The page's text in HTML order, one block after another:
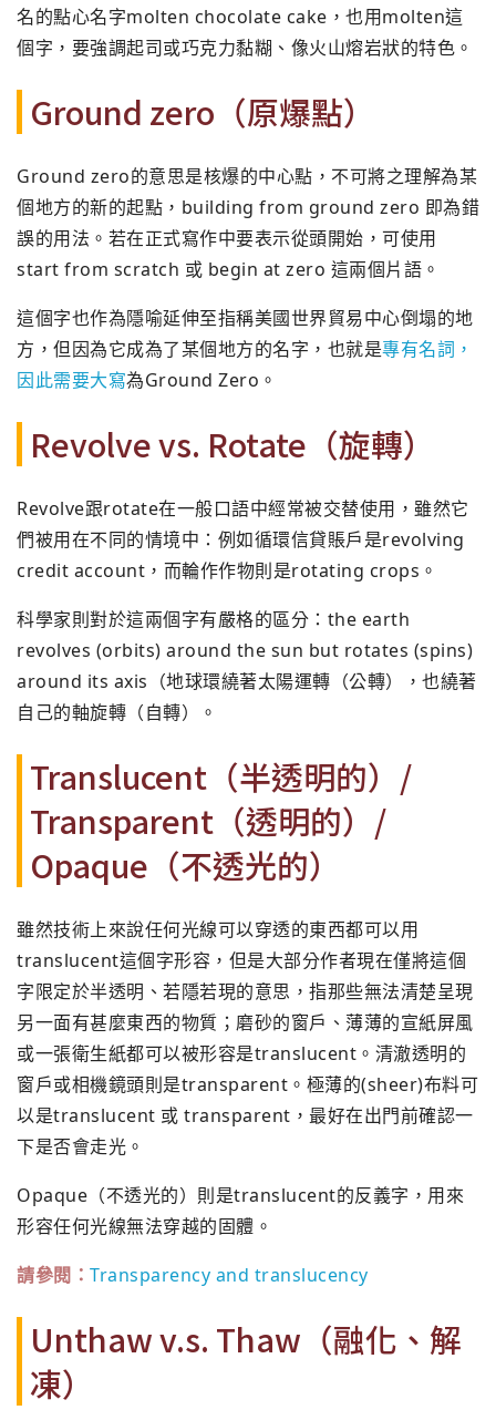
名的點心名字molten chocolate cake，也用molten這
個字，要強調起司或巧克力黏糊、像火山熔岩狀的特色。
Ground zero（原爆點）
Ground zero的意思是核爆的中心點，不可將之理解為某
個地方的新的起點，building from ground zero 即為錯
誤的用法。若在正式寫作中要表示從頭開始，可使用
start from scratch 或 begin at zero 這兩個片語。
這個字也作為隱喻延伸至指稱美國世界貿易中心倒塌的地
方，但因為它成為了某個地方的名字，也就是專有名詞，
因此需要大寫為Ground Zero。
Revolve vs. Rotate（旋轉）
Revolve跟rotate在一般口語中經常被交替使用，雖然它
們被用在不同的情境中：例如循環信貸賬戶是revolving
credit account，而輪作作物則是rotating crops。
科學家則對於這兩個字有嚴格的區分：the earth
revolves (orbits) around the sun but rotates (spins)
around its axis（地球環繞著太陽運轉（公轉），也繞著
自己的軸旋轉（自轉）。
Translucent（半透明的）/
Transparent（透明的）/
Opaque（不透光的）
雖然技術上來說任何光線可以穿透的東西都可以用
translucent這個字形容，但是大部分作者現在僅將這個
字限定於半透明、若隱若現的意思，指那些無法清楚呈現
另一面有甚麼東西的物質；磨砂的窗戶、薄薄的宣紙屏風
或一張衛生紙都可以被形容是translucent。清澈透明的
窗戶或相機鏡頭則是transparent。極薄的(sheer)布料可
以是translucent 或 transparent，最好在出門前確認一
下是否會走光。
Opaque（不透光的）則是translucent的反義字，用來
形容任何光線無法穿越的固體。
請參閱： Transparency and translucency
Unthaw v.s. Thaw（融化、解
凍）